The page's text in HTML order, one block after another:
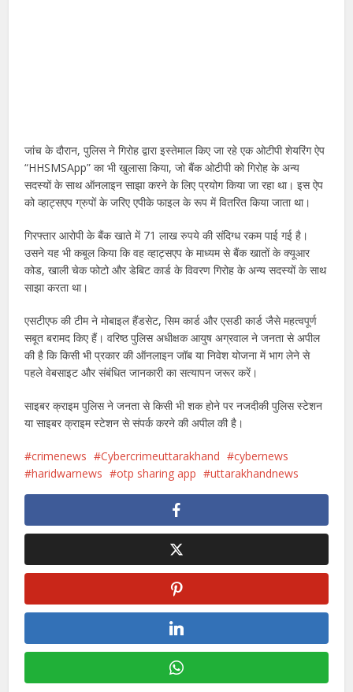
जांच के दौरान, पुलिस ने गिरोह द्वारा इस्तेमाल किए जा रहे एक ओटीपी शेयरिंग ऐप
“HHSMSApp” का भी खुलासा किया, जो बैंक ओटीपी को गिरोह के अन्य
सदस्यों के साथ ऑनलाइन साझा करने के लिए प्रयोग किया जा रहा था। इस ऐप
को व्हाट्सएप ग्रुपों के जरिए एपीके फाइल के रूप में वितरित किया जाता था।
गिरफ्तार आरोपी के बैंक खाते में 71 लाख रुपये की संदिग्ध रकम पाई गई है।
उसने यह भी कबूल किया कि वह व्हाट्सएप के माध्यम से बैंक खातों के क्यूआर
कोड, खाली चेक फोटो और डेबिट कार्ड के विवरण गिरोह के अन्य सदस्यों के साथ
साझा करता था।
एसटीएफ की टीम ने मोबाइल हैंडसेट, सिम कार्ड और एसडी कार्ड जैसे महत्वपूर्ण
सबूत बरामद किए हैं। वरिष्ठ पुलिस अधीक्षक आयुष अग्रवाल ने जनता से अपील
की है कि किसी भी प्रकार की ऑनलाइन जॉब या निवेश योजना में भाग लेने से
पहले वेबसाइट और संबंधित जानकारी का सत्यापन जरूर करें।
साइबर क्राइम पुलिस ने जनता से किसी भी शक होने पर नजदीकी पुलिस स्टेशन
या साइबर क्राइम स्टेशन से संपर्क करने की अपील की है।
crimenews Cybercrimeuttarakhand
cybernews
haridwarnews
otp sharing app uttarakhandnews